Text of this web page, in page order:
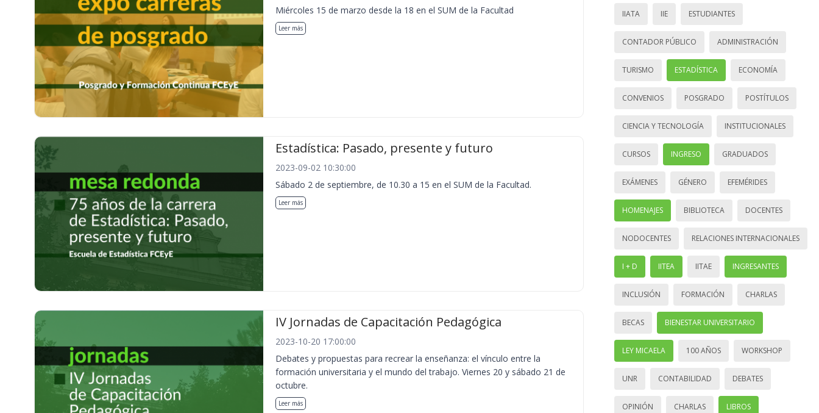
Miércoles 15 de marzo desde la 18 en el SUM de la Facultad
Leer más
Estadística: Pasado, presente y futuro
2023-09-02 10:30:00
Sábado 2 de septiembre, de 10.30 a 15 en el SUM de la Facultad.
Leer más
IV Jornadas de Capacitación Pedagógica
2023-10-20 17:00:00
Debates y propuestas para recrear la enseñanza: el vínculo entre la
formación universitaria y el mundo del trabajo. Viernes 20 y sábado 21 de
octubre.
Leer más
IIATA IIE ESTUDIANTES
CONTADOR PÚBLICO ADMINISTRACIÓN
TURISMO ESTADÍSTICA ECONOMÍA
CONVENIOS POSGRADO POSTÍTULOS
CIENCIA Y TECNOLOGÍA INSTITUCIONALES
CURSOS INGRESO GRADUADOS
EXÁMENES GÉNERO EFEMÉRIDES
HOMENAJES BIBLIOTECA DOCENTES
NODOCENTES RELACIONES INTERNACIONALES
I + D IITEA IITAE INGRESANTES
INCLUSIÓN FORMACIÓN CHARLAS
BECAS BIENESTAR UNIVERSITARIO
LEY MICAELA 100 AÑOS WORKSHOP
UNR CONTABILIDAD DEBATES
OPINIÓN CHARLAS LIBROS